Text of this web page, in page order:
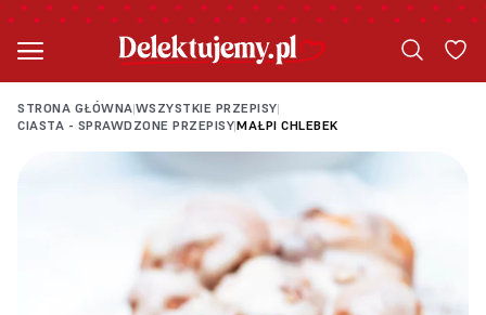
STRONA GŁÓWNA|WSZYSTKIE PRZEPISY|
CIASTA - SPRAWDZONE PRZEPISY|MAŁPI CHLEBEK